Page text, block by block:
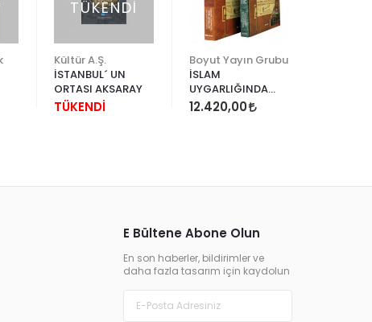
TÜKENDİ
Kültür A.Ş.
İSTANBUL´ UN
ORTASI AKSARAY
TÜKENDİ
Boyut Yayın Grubu
İSLAM
UYGARLIĞINDA
MİMARİ,
12.420,00
E Bültene Abone Olun
En son haberler, bildirimler ve
daha fazla tasarım için kaydolun